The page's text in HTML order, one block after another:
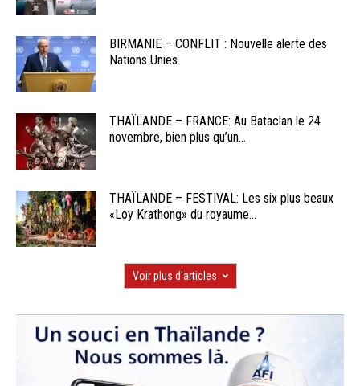
BIRMANIE – CONFLIT : Nouvelle alerte des
Nations Unies
THAÏLANDE – FRANCE: Au Bataclan le 24
novembre, bien plus qu’un...
THAÏLANDE – FESTIVAL: Les six plus beaux
«Loy Krathong» du royaume...
Voir plus d'articles